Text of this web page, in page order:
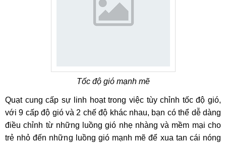
Tốc độ gió mạnh mẽ
Quạt cung cấp sự linh hoạt trong việc tùy chỉnh tốc độ gió,
với 9 cấp độ gió và 2 chế độ khác nhau, bạn có thể dễ dàng
điều chỉnh từ những luồng gió nhẹ nhàng và mềm mại cho
trẻ nhỏ đến những luồng gió mạnh mẽ để xua tan cái nóng